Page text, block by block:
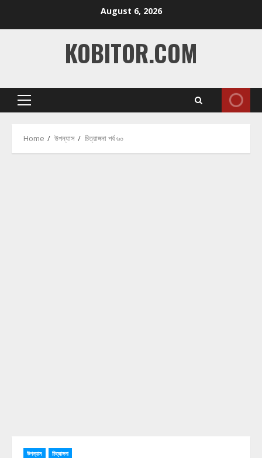
August 6, 2026
KOBITOR.COM
Primary
Home উপন্যাস চিত্রাঙ্গনা পর্ব ৬০
উপন্যাস চিত্রাঙ্গনা